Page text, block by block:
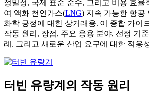
정밀성, 국제 표준 준수, 그리고 비용 효율
여 액화 천연가스(LNG) 지속 가능한 항공
화학 공정에 대한 상거래용. 이 종합 가이
작동 원리, 장점, 주요 응용 분야, 선정 기
례, 그리고 새로운 산업 요구에 대한 적응
터빈 유량계의 작동 원리